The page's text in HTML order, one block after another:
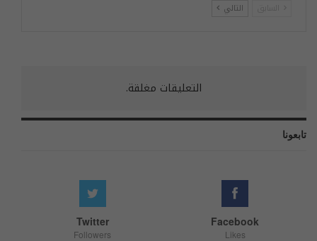
التالي
التعليقات مغلقة.
تابعونا
Facebook
Likes
Twitter
Followers